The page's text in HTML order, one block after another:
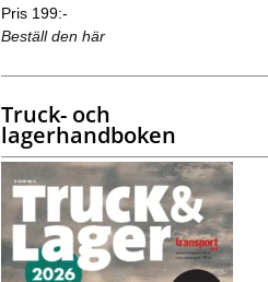
Pris 199:-
Beställ den här
Truck- och
lagerhandboken